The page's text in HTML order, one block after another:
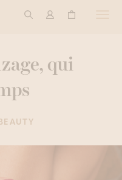
Commencer à
Connexion
Panier
qui